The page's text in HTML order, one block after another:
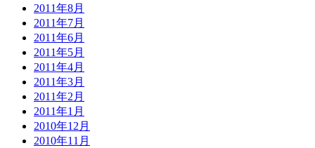
2011年8月
2011年7月
2011年6月
2011年5月
2011年4月
2011年3月
2011年2月
2011年1月
2010年12月
2010年11月